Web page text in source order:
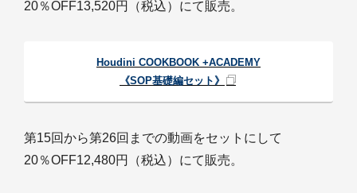
20％OFF13,520円（税込）にて販売。
Houdini COOKBOOK +ACADEMY
《SOP基礎編セット》
第15回から第26回までの動画をセットにして
20％OFF12,480円（税込）にて販売。